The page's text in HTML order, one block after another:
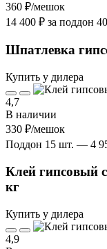
360 ₽/мешок
14 400 ₽ за поддон
Шпатлевка
Купить у дилера
4,7
В наличии
330 ₽/мешок
Поддон 15 шт. — 4
Клей гипсовый
кг
Купить у дилера
4,9